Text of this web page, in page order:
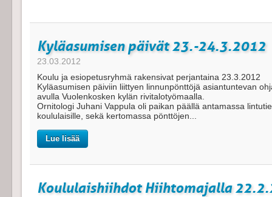
Kyläasumisen päivät 23.-24.3.2012
23.03.2012
Koulu ja esiopetusryhmä rakensivat perjantaina 23.3.2012
Kyläasumisen päiviin liittyen linnunpönttöjä asiantuntevan
avulla Vuolenkosken kylän rivitalotyömaalla.
Ornitologi Juhani Vappula oli paikan päällä antamassa
koululaisille, sekä kertomassa pönttöjen...
Lue lisää
Koululaishiihdot Hiihtomajalla